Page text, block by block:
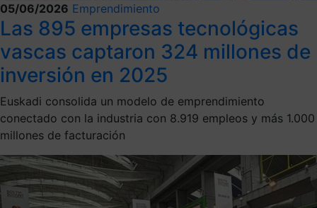
05/06/2026 Emprendimiento
Las 895 empresas tecnológicas
vascas captaron 324 millones de
inversión en 2025
Euskadi consolida un modelo de emprendimiento
conectado con la industria con 8.919 empleos y más 1.000
millones de facturación